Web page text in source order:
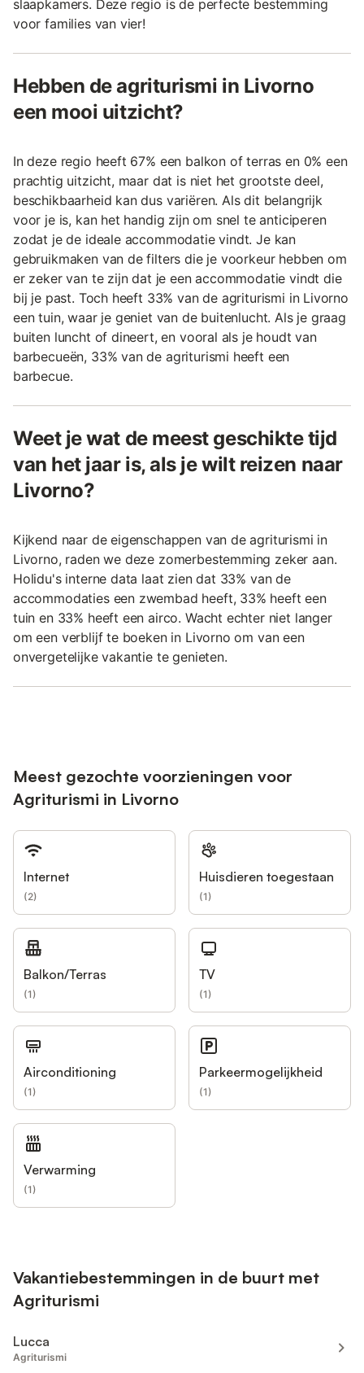
slaapkamers. Deze regio is de perfecte bestemming
voor families van vier!
Hebben de agriturismi in Livorno
een mooi uitzicht?
In deze regio heeft 67% een balkon of terras en 0% een
prachtig uitzicht, maar dat is niet het grootste deel,
beschikbaarheid kan dus variëren. Als dit belangrijk
voor je is, kan het handig zijn om snel te anticiperen
zodat je de ideale accommodatie vindt. Je kan
gebruikmaken van de filters die je voorkeur hebben om
er zeker van te zijn dat je een accommodatie vindt die
bij je past. Toch heeft 33% van de agriturismi in Livorno
een tuin, waar je geniet van de buitenlucht. Als je graag
buiten luncht of dineert, en vooral als je houdt van
barbecueën, 33% van de agriturismi heeft een
barbecue.
Weet je wat de meest geschikte tijd
van het jaar is, als je wilt reizen naar
Livorno?
Kijkend naar de eigenschappen van de agriturismi in
Livorno, raden we deze zomerbestemming zeker aan.
Holidu's interne data laat zien dat 33% van de
accommodaties een zwembad heeft, 33% heeft een
tuin en 33% heeft een airco. Wacht echter niet langer
om een verblijf te boeken in Livorno om van een
onvergetelijke vakantie te genieten.
Meest gezochte voorzieningen voor
Agriturismi in Livorno
Internet
(2)
Huisdieren toegestaan
(1)
Balkon/Terras
(1)
TV
(1)
Airconditioning
(1)
Parkeermogelijkheid
(1)
Verwarming
(1)
Vakantiebestemmingen in de buurt met
Agriturismi
Lucca
Agriturismi